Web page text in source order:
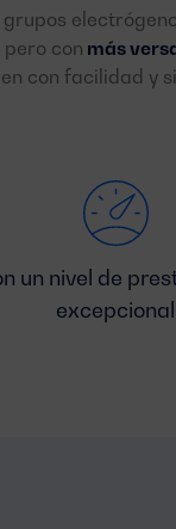
grupos
con más
con facilidad y
un nivel de
excepcional